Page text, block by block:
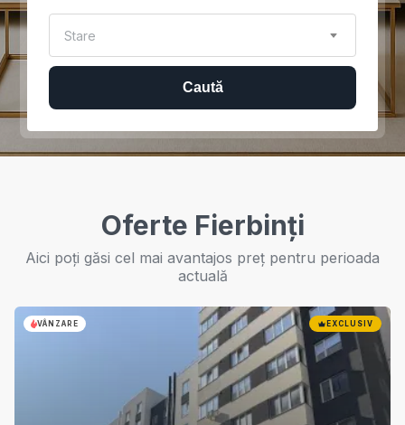
Stare
Caută
Oferte Fierbinți
Aici poți găsi cel mai avantajos preț pentru perioada
actuală
VÂNZARE EXCLUSIV